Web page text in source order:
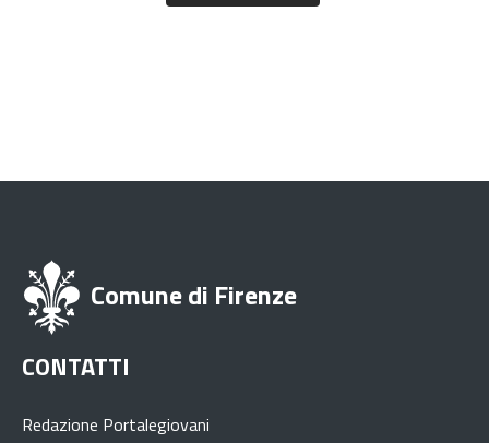
Comune di Firenze
CONTATTI
Redazione Portalegiovani